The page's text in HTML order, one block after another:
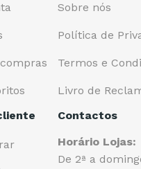
Sobre nós
Política de
Termos e
Livro de
Contactos
Horário Lojas:
De 2ª a